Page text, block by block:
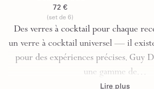
72 €
(set de 6)
Des verres à cocktail pour chaque
un verre à cocktail universel — il existe
pour des expériences précises. Guy
une gamme de…
Lire plus